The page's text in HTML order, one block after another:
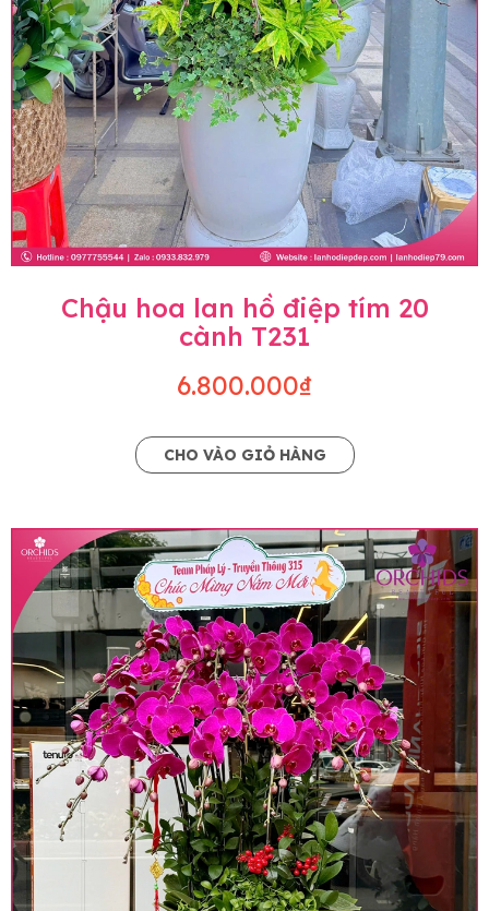
Chậu hoa lan hồ điệp tím 20
cành T231
6.800.000₫
CHO VÀO GIỎ HÀNG